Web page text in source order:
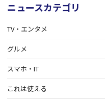
ニュースカテゴリ
TV・エンタメ
グルメ
スマホ・IT
これは使える